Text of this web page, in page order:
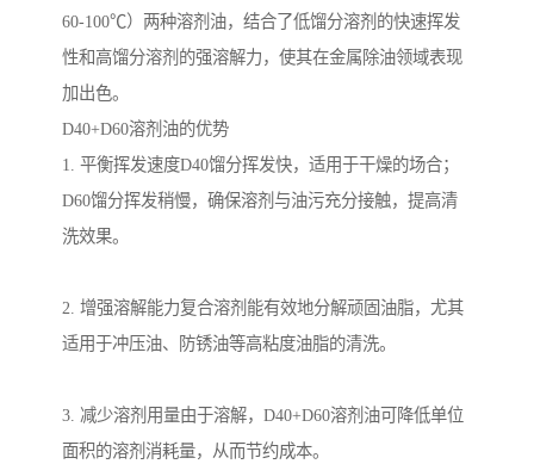
60-100℃）两种溶剂油，结合了低馏分溶剂的快速挥发
性和高馏分溶剂的强溶解力，使其在金属除油领域表现
加出色。
D40+D60溶剂油的优势
1. 平衡挥发速度D40馏分挥发快，适用于干燥的场合；
D60馏分挥发稍慢，确保溶剂与油污充分接触，提高清
洗效果。
2. 增强溶解能力复合溶剂能有效地分解顽固油脂，尤其
适用于冲压油、防锈油等高粘度油脂的清洗。
3. 减少溶剂用量由于溶解，D40+D60溶剂油可降低单位
面积的溶剂消耗量，从而节约成本。